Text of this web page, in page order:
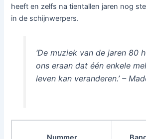
heeft en zelfs na tientallen jaren nog
in de schijnwerpers.
‘De muziek van de jaren 80
ons eraan dat één enkele
leven kan veranderen.’ –